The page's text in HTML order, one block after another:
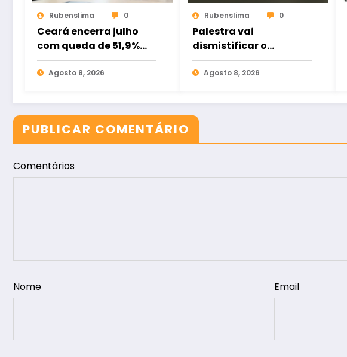
Rubenslima 0
Ceará encerra julho
com queda de 51,9%
nas mortes violentas;
Fortaleza registra
Agosto 8, 2026
Rubenslima 0
Palestra vai
dismistificar o
Consórcio e a
Alavancagem
Agosto 8, 2026
PUBLICAR COMENTÁRIO
Comentários
Nome Email